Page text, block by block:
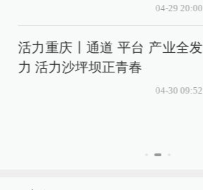
04-29 20:00
活力重庆丨通道 平台 产业全发
力 活力沙坪坝正青春
04-30 09:52